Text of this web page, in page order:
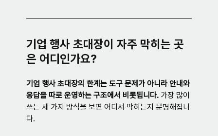
기업 행사 초대장이 자주 막히는 곳
은 어디인가요?
기업 행사 초대장의 한계는 도구 문제가 아니라 안내와
응답을 따로 운영하는 구조에서 비롯됩니다. 가장 많이
쓰는 세 가지 방식을 보면 어디서 막히는지 분명해집니
다.